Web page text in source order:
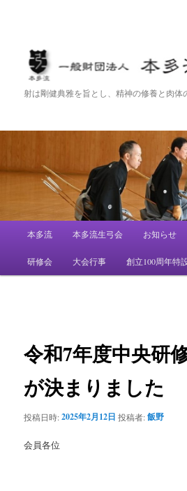
一般財団法人 本多流
射は剛健典雅を旨とし、精神の修養と肉体
メ
イ
ン
テ
ン
ツ
本多流 本多流生弓会 お知らせ
研修会 大会行事 創立100周年特
令和7年度中央研
が決まりました
投稿日時:2025年2月12日 投稿者:飯野
会員各位